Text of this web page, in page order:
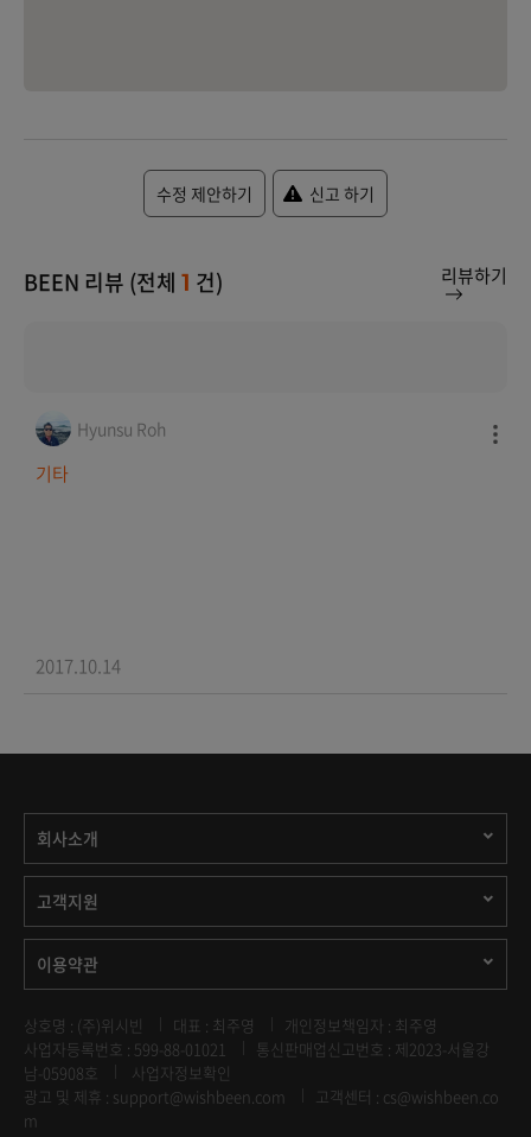
수정 제안하기 신고 하기
BEEN 리뷰 (전체 1 건) 리뷰하기
Hyunsu Roh
기타
2017.10.14
회사소개
고객지원
이용약관
상호명 : (주)위시빈 대표 : 최주영
개인정보책임자 : 최주영
사업자등록번호 : 599-88-01021
통신판매업신고번호 : 제2023-서울강
남-05908호
사업자정보확인
광고 및 제휴 : support@wishbeen.com
고객센터 : cs@wishbeen.co
m